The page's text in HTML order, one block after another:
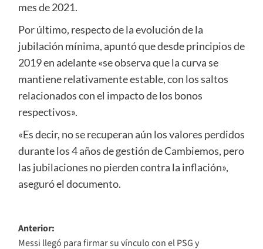
mes de 2021.
Por último, respecto de la evolución de la
jubilación mínima, apuntó que desde principios de
2019 en adelante «se observa que la curva se
mantiene relativamente estable, con los saltos
relacionados con el impacto de los bonos
respectivos».
«Es decir, no se recuperan aún los valores perdidos
durante los 4 años de gestión de Cambiemos, pero
las jubilaciones no pierden contra la inflación»,
aseguró el documento.
Navegación
Anterior:
Messi llegó para firmar su vínculo con el PSG y